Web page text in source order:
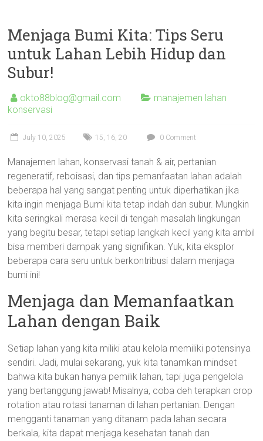
Menjaga Bumi Kita: Tips Seru
untuk Lahan Lebih Hidup dan
Subur!
okto88blog@gmail.com
manajemen lahan
konservasi
July 10, 2025 15, 16,20 0 Comment
Manajemen lahan, konservasi tanah & air, pertanian
regeneratif, reboisasi, dan tips pemanfaatan lahan adalah
beberapa hal yang sangat penting untuk diperhatikan jika
kita ingin menjaga Bumi kita tetap indah dan subur. Mungkin
kita seringkali merasa kecil di tengah masalah lingkungan
yang begitu besar, tetapi setiap langkah kecil yang kita ambil
bisa memberi dampak yang signifikan. Yuk, kita eksplor
beberapa cara seru untuk berkontribusi dalam menjaga
bumi ini!
Menjaga dan Memanfaatkan
Lahan dengan Baik
Setiap lahan yang kita miliki atau kelola memiliki potensinya
sendiri. Jadi, mulai sekarang, yuk kita tanamkan mindset
bahwa kita bukan hanya pemilik lahan, tapi juga pengelola
yang bertanggung jawab! Misalnya, coba deh terapkan crop
rotation atau rotasi tanaman di lahan pertanian. Dengan
mengganti tanaman yang ditanam pada lahan secara
berkala, kita dapat menjaga kesehatan tanah dan